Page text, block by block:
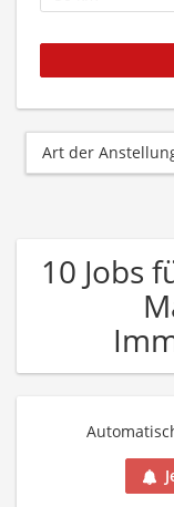
Art der
10 Jobs